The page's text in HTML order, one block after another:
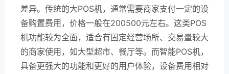
差异。传统的大POS机，通常需要商家支付一定的设
备购置费用，价格一般在200500元左右。这类POS
机功能较为全面，适合有固定经营场所、交易量较大
的商家使用，如大型超市、餐厅等。而智能POS机，
具备更强大的功能和更好的用户体验，设备费用相对